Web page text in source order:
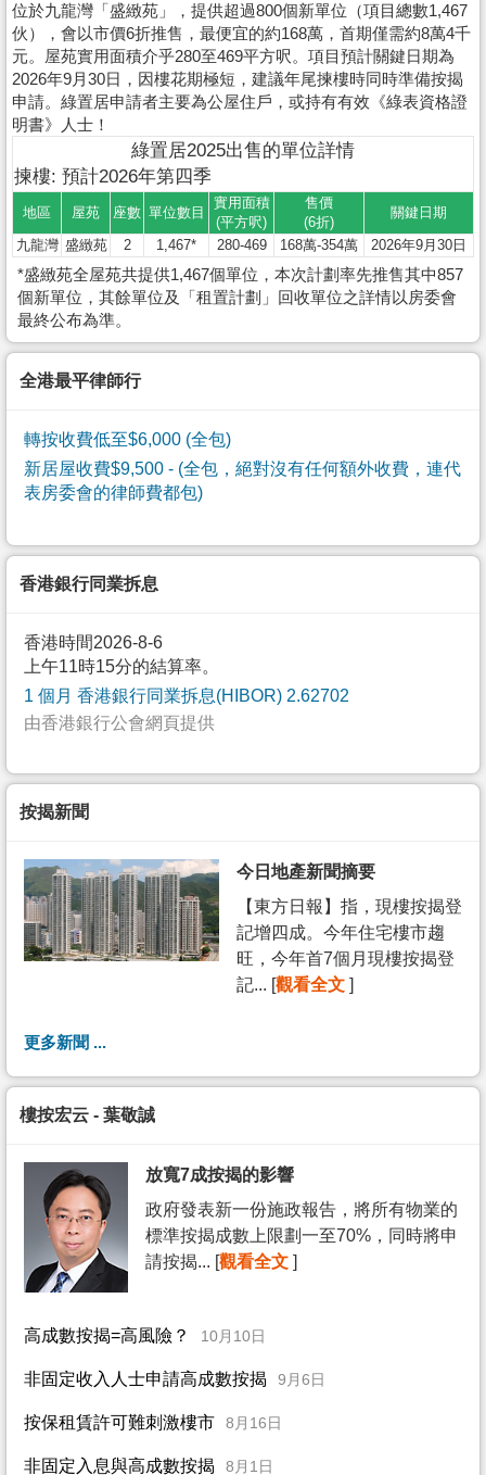
位於九龍灣「盛緻苑」，提供超過800個新單位（項目總數1,467
伙），會以市價6折推售，最便宜的約168萬，首期僅需約8萬4千
元。屋苑實用面積介乎280至469平方呎。項目預計關鍵日期為
2026年9月30日，因樓花期極短，建議年尾揀樓時同時準備按揭
申請。綠置居申請者主要為公屋住戶，或持有有效《綠表資格證
明書》人士！
綠置居2025出售的單位詳情
揀樓: 預計2026年第四季
地區 屋苑 座數 單位數目
實用面積
(平方呎)
售價
(6折)
關鍵日期
九龍灣 盛緻苑 2 1,467* 280-469 168萬-354萬 2026年9月30日
*盛緻苑全屋苑共提供1,467個單位，本次計劃率先推售其中857
個新單位，其餘單位及「租置計劃」回收單位之詳情以房委會
最終公布為準。
全港最平律師行
轉按收費低至$6,000 (全包)
新居屋收費$9,500 - (全包，絕對沒有任何額外收費，連代
表房委會的律師費都包)
香港銀行同業拆息
香港時間2026-8-6
上午11時15分的結算率。
1 個月 香港銀行同業拆息(HIBOR) 2.62702
由香港銀行公會網頁提供
按揭新聞
今日地產新聞摘要
【東方日報】指，現樓按揭登
記增四成。今年住宅樓市趨
旺，今年首7個月現樓按揭登
記... [觀看全文 ]
更多新聞 ...
樓按宏云 - 葉敬誠
放寬7成按揭的影響
政府發表新一份施政報告，將所有物業的
標準按揭成數上限劃一至70%，同時將申
請按揭... [觀看全文 ]
高成數按揭=高風險？ 10月10日
非固定收入人士申請高成數按揭 9月6日
按保租賃許可難刺激樓市 8月16日
非固定入息與高成數按揭 8月1日